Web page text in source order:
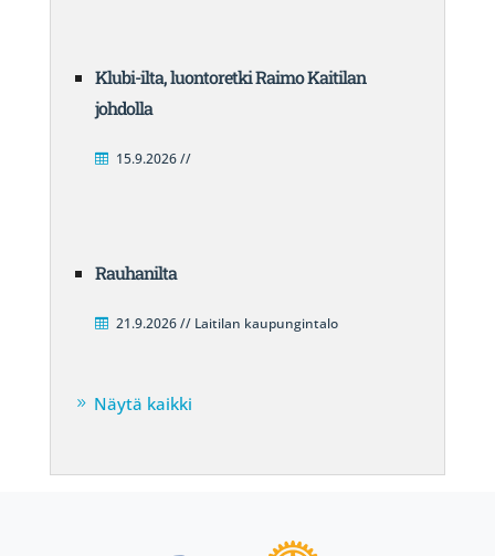
Klubi-ilta, luontoretki Raimo Kaitilan
johdolla
15.9.2026 //
Rauhanilta
21.9.2026 // Laitilan kaupungintalo
Näytä kaikki